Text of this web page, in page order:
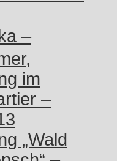
–
im
–
„Wald